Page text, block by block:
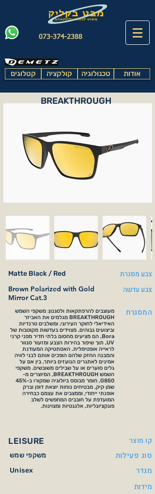
073-374-2388
קטלוגים קולקציה טכנולוגיה אודות
BREAKTHROUGH
Matte Black / Red צבע מסגרת
Brown Polarized with Gold
Mirror Cat.3
צבע עדשה
מעוצבים להרפתקאות ולסגנון: משקפי השמש
BREAKTHROUGH מגלמים את האביזר
האידיאלי לחוקר העירוני, ומשלבים טרנדיות
וביצועים גבוהים. מצוידים בעדשות מקוטבות של
Bora, הם מציעים מחסום בלתי חדיר מפני קרני
UV, תוך שיפור בהירות הצבע ומזעור סנוור
לראייה אופטימלית. האסתטיקה המעודנת
והמבנה החזק שלהם הופכים אותם לבני לוויה
אמינים לאתגרים הנועזים ביותר, בין אם על
גלים סוערים או על שבילים משובשים. משקפי
השמש BREAKTHROUGH, המיוצרים מ-
G850, חומר מבוסס ביולוגיה שמקורו ב-45%
שמן קיק, מבטיחים נוחות יוצאת דופן וברק
אופנתי ייחודי, וממצבים את עצמם כבחירה
המועדפת על חובבים המחפשים לשלב
פונקציונליות, אלגנטיות ומצוינות.
המסגרת
LEISURE קו מוצר
משקפי שמש סוג פעילות
Unisex
מגדר
מידות